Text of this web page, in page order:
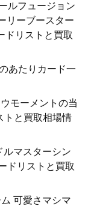
ルフュージョン
リーブースター
ドリストと買取
あたりカード一
モーメントの当
トと買取相場情
ルマスターシン
ドリストと買取
可愛さマシマ